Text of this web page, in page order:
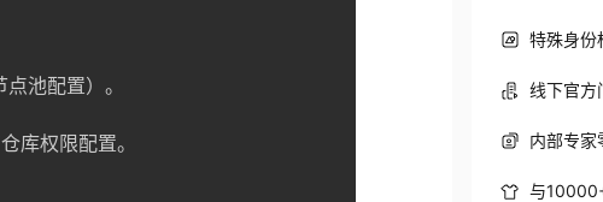
池配置）。
权限配置。
特殊身份
线下官方
内部专家
与